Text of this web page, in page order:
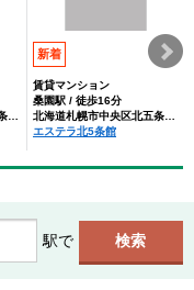
北海道札幌市中央区北五条西１９丁目
新着
賃貸マンション
桑園駅 / 徒歩16分
北海道札幌市中央区北五条西19丁目
エステラ北5条館
駅で